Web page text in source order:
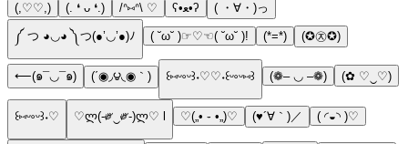
(,♡♡,) (. ❛ ᴗ ❛.) /ᐢ⑅ᐢ\ ♡ ʕ•ﻌ•ʔ ( ・∀・)っ
༼ つ ◕◡◕ ༽つ(●’◡’●)ﾉ ( ˘ω˘ )☞♡☜( ˘ω˘ )! (*=*) (✪㉨✪)
⟵(๑¯◡¯๑) (΄◉◞౪◟◉｀) ꒰⑅ᵕ༚ᵕ꒱˖♡♡˖꒰ᵕ༚ᵕ⑅꒱ (❁– ◡ –❁) (✿ ♡‿♡)
꒰⑅ᵕ༚ᵕ꒱˖♡ ♡ლ(-༗‿༗-)ლ♡ l ♡(„• ֊ •„)♡ (♥´∀｀)／ ( ◜◒◝ )♡